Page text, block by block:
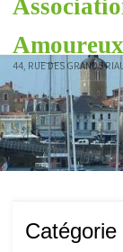
Skip
content
44, RUE DES GRANDS
Catégorie